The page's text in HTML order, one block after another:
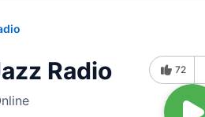
Radio 72